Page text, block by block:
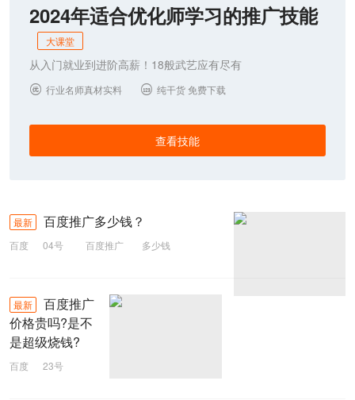
2024年适合优化师学习的推广技能
大课堂
从入门就业到进阶高薪！18般武艺应有尽有
 行业名师真材实料  纯干货 免费下载
查看技能
最新 百度推广多少钱？
百度 04号 百度推广 多少钱
最新
百度推广
价格贵吗?是不
是超级烧钱?
百度
23号